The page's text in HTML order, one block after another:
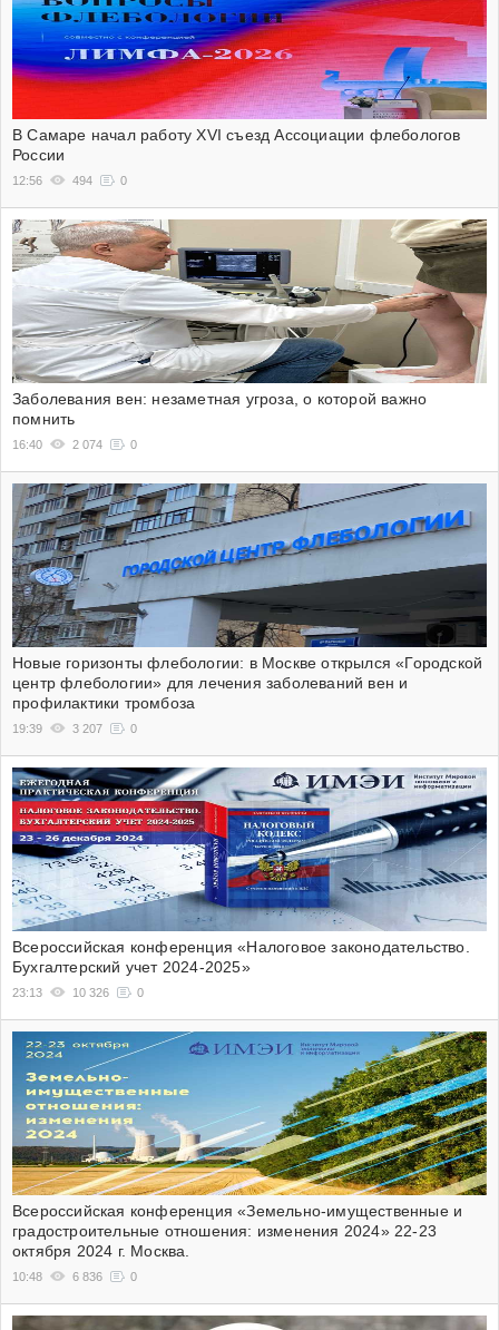
В Самаре начал работу XVI съезд Ассоциации флебологов
России
12:56 494 0
Заболевания вен: незаметная угроза, о которой важно
помнить
16:40 2 074 0
Новые горизонты флебологии: в Москве открылся «Городской
центр флебологии» для лечения заболеваний вен и
профилактики тромбоза
19:39 3 207 0
Всероссийская конференция «Налоговое законодательство.
Бухгалтерский учет 2024-2025»
23:13 10 326 0
Всероссийская конференция «Земельно-имущественные и
градостроительные отношения: изменения 2024» 22-23
октября 2024 г. Москва.
10:48 6 836 0